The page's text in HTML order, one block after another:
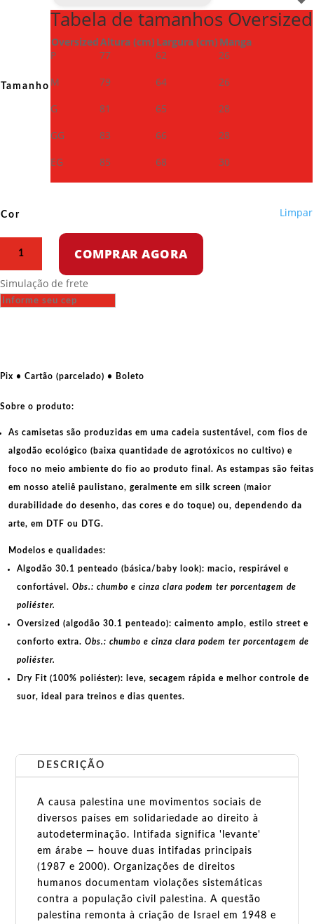
Tamanho
Tabela de tamanhos Oversized
OversizedAltura (cm) Largura (cm) Manga
P
77 62
26
M
79 64
26
G
81 65
28
GG
83 66
28
EG
85 68 30
Cor Limpar
Israel
é
COMPRAR AGORA
Simulação de frete
Pix • Cartão (parcelado) • Boleto
Sobre o produto:
As camisetas são produzidas em uma cadeia sustentável, com fios de
algodão ecológico (baixa quantidade de agrotóxicos no cultivo) e
foco no meio ambiente do fio ao produto final. As estampas são feitas
em nosso ateliê paulistano, geralmente em silk screen (maior
durabilidade do desenho, das cores e do toque) ou, dependendo da
arte, em DTF ou DTG.
Modelos e qualidades:
Algodão 30.1 penteado (básica/baby look): macio, respirável e
confortável. Obs.: chumbo e cinza clara podem ter porcentagem de
poliéster.
Oversized (algodão 30.1 penteado): caimento amplo, estilo street e
conforto extra. Obs.: chumbo e cinza clara podem ter porcentagem de
poliéster.
Dry Fit (100% poliéster): leve, secagem rápida e melhor controle de
suor, ideal para treinos e dias quentes.
DESCRIÇÃO
A causa palestina une movimentos sociais de
diversos países em solidariedade ao direito à
autodeterminação. Intifada significa 'levante'
em árabe — houve duas intifadas principais
(1987 e 2000). Organizações de direitos
humanos documentam violações sistemáticas
contra a população civil palestina. A questão
palestina remonta à criação de Israel em 1948 e